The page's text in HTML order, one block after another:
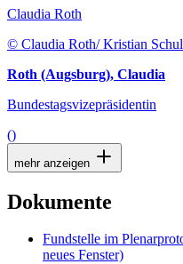
Claudia Roth
© Claudia Roth/ Kristian
Roth (Augsburg), Claudia
Bundestagsvizepräsidentin
()
mehr anzeigen
Dokumente
Fundstelle im
neues Fenster)